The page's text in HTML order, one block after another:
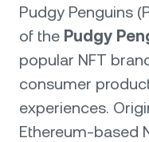
Pudgy Penguins
of the Pudgy
popular NFT
consumer
experiences.
Ethereum-based